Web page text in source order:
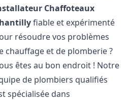
Chaffoteaux
fiable et expérimenté
résoudre vos problèmes
chauffage et de plomberie ?
êtes au bon endroit ! Notre
de plombiers qualifiés
spécialisée dans